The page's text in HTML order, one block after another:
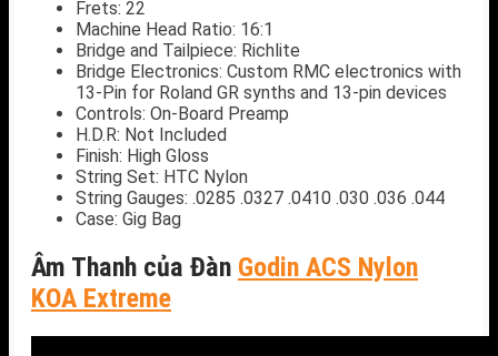
Frets: 22
Machine Head Ratio: 16:1
Bridge and Tailpiece: Richlite
Bridge Electronics: Custom RMC electronics with
13-Pin for Roland GR synths and 13-pin devices
Controls: On-Board Preamp
H.D.R: Not Included
Finish: High Gloss
String Set: HTC Nylon
String Gauges: .0285 .0327 .0410 .030 .036 .044
Case: Gig Bag
Âm Thanh của Đàn Godin ACS Nylon
KOA Extreme